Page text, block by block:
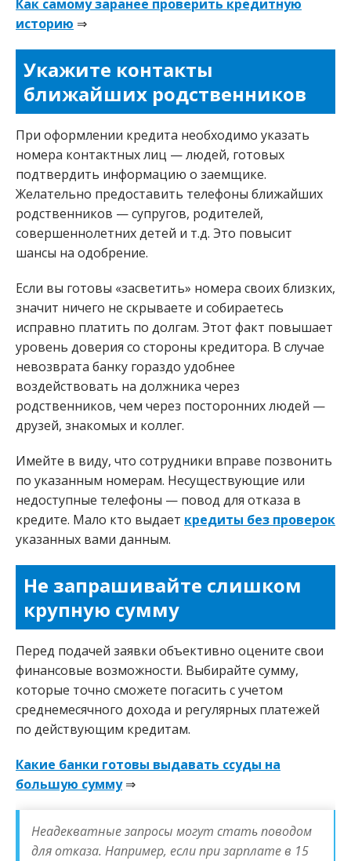
Как самому заранее проверить кредитную
историю ⇒
Укажите контакты
ближайших родственников
При оформлении кредита необходимо указать
номера контактных лиц — людей, готовых
подтвердить информацию о заемщике.
Желательно предоставить телефоны ближайших
родственников — супругов, родителей,
совершеннолетних детей и т.д. Это повысит
шансы на одобрение.
Если вы готовы «засветить» номера своих близких,
значит ничего не скрываете и собираетесь
исправно платить по долгам. Этот факт повышает
уровень доверия со стороны кредитора. В случае
невозврата банку гораздо удобнее
воздействовать на должника через
родственников, чем через посторонних людей —
друзей, знакомых и коллег.
Имейте в виду, что сотрудники вправе позвонить
по указанным номерам. Несуществующие или
недоступные телефоны — повод для отказа в
кредите. Мало кто выдает кредиты без проверок
указанных вами данным.
Не запрашивайте слишком
крупную сумму
Перед подачей заявки объективно оцените свои
финансовые возможности. Выбирайте сумму,
которые точно сможете погасить с учетом
среднемесячного дохода и регулярных платежей
по действующим кредитам.
Какие банки готовы выдавать ссуды на
большую сумму⇒
Неадекватные запросы могут стать поводом
для отказа. Например, если при зарплате в 15